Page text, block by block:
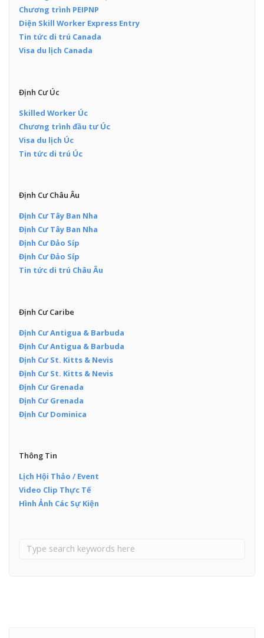
Chương trình PEIPNP
Diện Skill Worker Express Entry
Tin tức di trú Canada
Visa du lịch Canada
Định Cư Úc
Skilled Worker Úc
Chương trình đầu tư Úc
Visa du lịch Úc
Tin tức di trú Úc
Định Cư Châu Âu
Định Cư Tây Ban Nha
Định Cư Tây Ban Nha
Định Cư Đảo Síp
Định Cư Đảo Síp
Tin tức di trú Châu Âu
Định Cư Caribe
Định Cư Antigua & Barbuda
Định Cư Antigua & Barbuda
Định Cư St. Kitts & Nevis
Định Cư St. Kitts & Nevis
Định Cư Grenada
Định Cư Grenada
Định Cư Dominica
Thông Tin
Lịch Hội Thảo / Event
Video Clip Thực Tế
Hình Ảnh Các Sự Kiện